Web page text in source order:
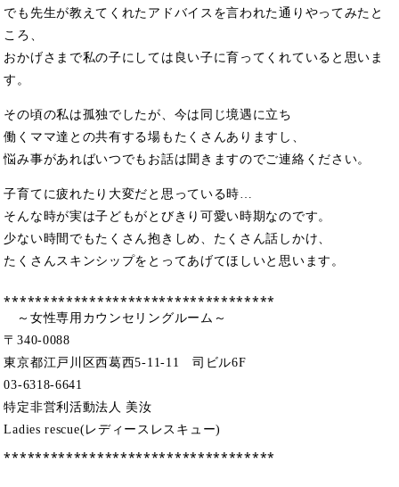
でも先生が教えてくれたアドバイスを言われた通りやってみたと
ころ、
おかげさまで私の子にしては良い子に育ってくれていると思いま
す。
その頃の私は孤独でしたが、今は同じ境遇に立ち
働くママ達との共有する場もたくさんありますし、
悩み事があればいつでもお話は聞きますのでご連絡ください。
子育てに疲れたり大変だと思っている時…
そんな時が実は子どもがとびきり可愛い時期なのです。
少ない時間でもたくさん抱きしめ、たくさん話しかけ、
たくさんスキンシップをとってあげてほしいと思います。
⁎⁎⁎⁎⁎⁎⁎⁎⁎⁎⁎⁎⁎⁎⁎⁎⁎⁎⁎⁎⁎⁎⁎⁎⁎⁎⁎⁎⁎⁎⁎⁎⁎⁎⁎
～女性専用カウンセリングルーム～
〒340-0088
東京都江戸川区西葛西5-11-11 司ビル6F
03-6318-6641
特定非営利活動法人 美汝
Ladies rescue(レディースレスキュー)
⁎⁎⁎⁎⁎⁎⁎⁎⁎⁎⁎⁎⁎⁎⁎⁎⁎⁎⁎⁎⁎⁎⁎⁎⁎⁎⁎⁎⁎⁎⁎⁎⁎⁎⁎